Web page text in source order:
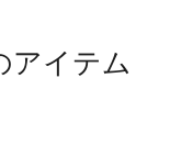
アイテム